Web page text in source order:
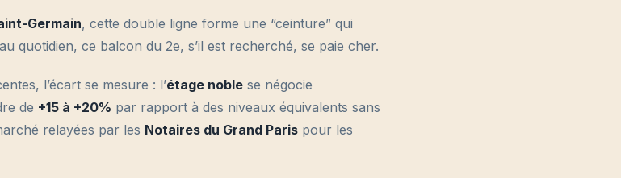
Germain, cette double ligne forme une “ceinture” qui
quotidien, ce balcon du 2e, s’il est recherché, se paie cher.
l’écart se mesure : l’étage noble se négocie
de +15 à +20% par rapport à des niveaux équivalents sans
relayées par les Notaires du Grand Paris pour les